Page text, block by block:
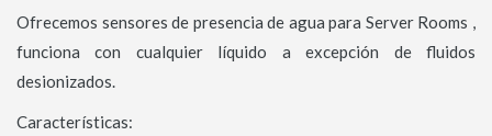
Ofrecemos sensores de presencia de agua para Server Rooms ,
funciona con cualquier líquido a excepción de fluidos
desionizados.
Características: